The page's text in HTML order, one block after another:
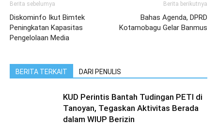
Berita sebelumya
Diskominfo Ikut Bimtek
Peningkatan Kapasitas
Pengelolaan Media
Berita berikutnya
Bahas Agenda, DPRD
Kotamobagu Gelar Banmus
BERITA TERKAIT DARI PENULIS
KUD Perintis Bantah Tudingan PETI di
Tanoyan, Tegaskan Aktivitas Berada
dalam WIUP Berizin